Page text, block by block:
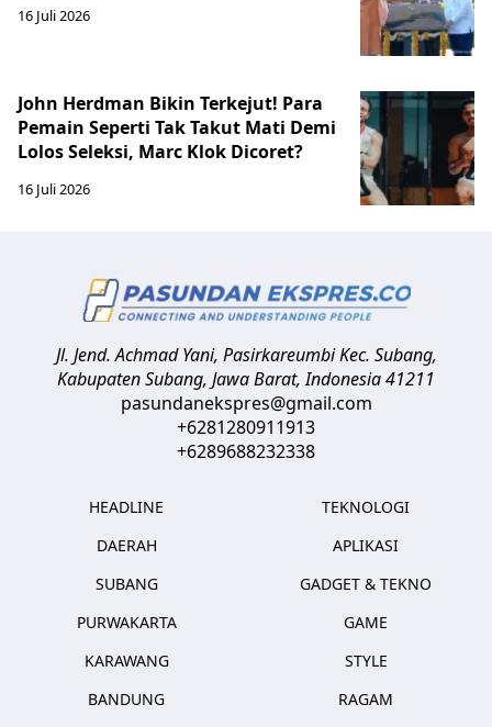
16 Juli 2026
John Herdman Bikin Terkejut! Para
Pemain Seperti Tak Takut Mati Demi
Lolos Seleksi, Marc Klok Dicoret?
16 Juli 2026
Jl. Jend. Achmad Yani, Pasirkareumbi Kec. Subang,
Kabupaten Subang, Jawa Barat,Indonesia41211
pasundanekspres@gmail.com
+6281280911913
+6289688232338
HEADLINE
DAERAH
SUBANG
PURWAKARTA
KARAWANG
BANDUNG
TEKNOLOGI
APLIKASI
GADGET & TEKNO
GAME
STYLE
RAGAM